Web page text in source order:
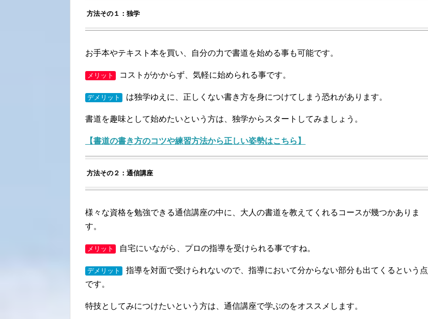
方法その１：独学
お手本やテキスト本を買い、自分の力で書道を始める事も可能です。
メリット コストがかからず、気軽に始められる事です。
デメリット は独学ゆえに、正しくない書き方を身につけてしまう恐れがあります。
書道を趣味として始めたいという方は、独学からスタートしてみましょう。
【書道の書き方のコツや練習方法から正しい姿勢はこちら】
方法その２：通信講座
様々な資格を勉強できる通信講座の中に、大人の書道を教えてくれるコースが幾つかありま
す。
メリット 自宅にいながら、プロの指導を受けられる事ですね。
デメリット
指導を対面で受けられないので、指導において分からない部分も出てくるという点
です。
特技としてみにつけたいという方は、通信講座で学ぶのをオススメします。